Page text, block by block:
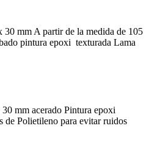
mm A partir de la medida de 105
pintura epoxi texturada Lama
mm acerado Pintura epoxi
de Polietileno para evitar ruidos